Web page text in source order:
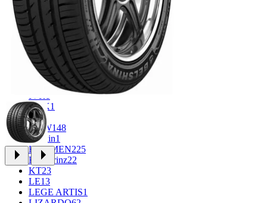
FF
34
FR REPLICA 1
GR 71
Grizzly3
iFree 1011
iFree Original
53
Ikon 1
INFORGED1
K&K1
K72
KDW148
Keskin1
KHOMEN225
Kronprinz22
KT23
LE13
LEGE ARTIS1